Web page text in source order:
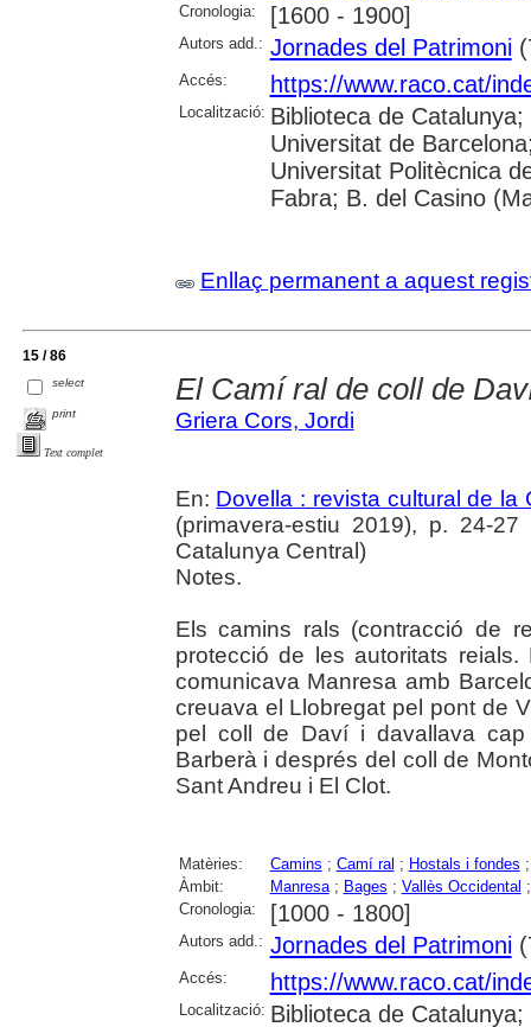
Cronologia:
[1600 - 1900]
Autors add.: Jornades del Patrimoni
Accés: https://www.raco.cat/
Localització: Biblioteca de
Universitat de
Universitat Politècnica
Fabra; B. del Casino
Enllaç permanent a aquest
15 / 86
select
print
Text complet
El Camí ral de coll de
Griera Cors, Jordi
En: Dovella : revista cultural de la
(primavera-estiu 2019), p. 24-
Catalunya Central)
Notes.
Els camins rals (contracció de
protecció de les autoritats
comunicava Manresa amb
creuava el Llobregat pel pont de
pel coll de Daví i davallava cap
Barberà i després del coll de
Sant Andreu i El Clot.
Matèries: Camins ; Camí ral ; Hostals i fondes
Àmbit:
Manresa; Bages ; Vallès Occidental
Cronologia:
[1000 - 1800]
Autors add.: Jornades del Patrimoni
Accés: https://www.raco.cat/
Localització: Biblioteca de